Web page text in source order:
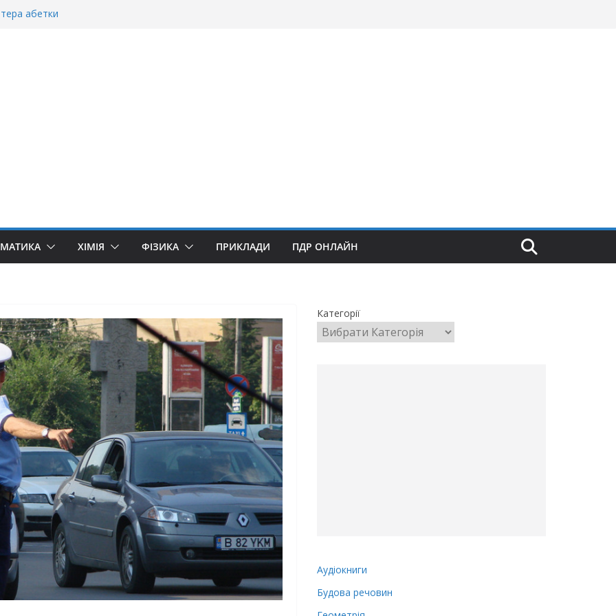
абетки
ХІМІЯ ФІЗИКА ПРИКЛАДИ ПДР ОНЛАЙН
Категорії
Аудіокниги
Будова речовин